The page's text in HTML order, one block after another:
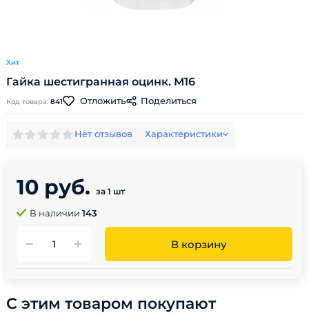
Хит
Гайка шестигранная оцинк. М16
Код товара: 841 Отложить Поделиться
Нет отзывов Характеристики
10 руб. за 1 шт
В наличии 143
В корзину
С этим товаром покупают